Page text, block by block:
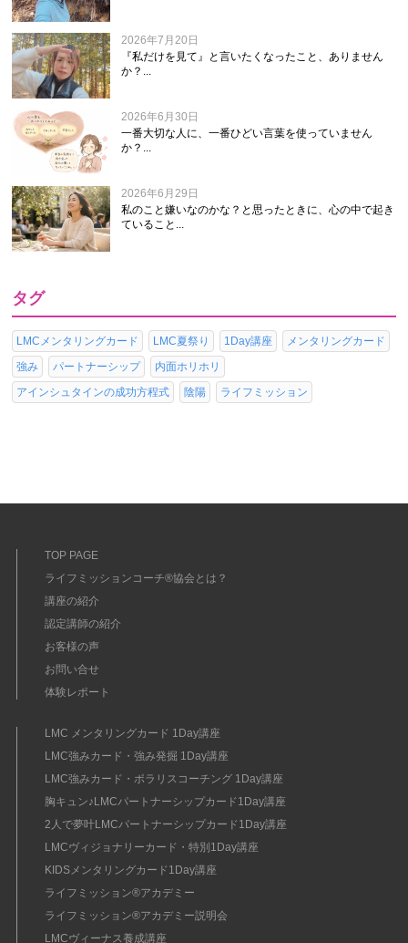
2026年7月20日
『私だけを見て』と言いたくなったこと、ありません
か？...
2026年6月30日
一番大切な人に、一番ひどい言葉を使っていません
か？...
2026年6月29日
私のこと嫌いなのかな？と思ったときに、心の中で起き
ていること...
タグ
LMCメンタリングカード LMC夏祭り 1Day講座
メンタリングカード
強み
パートナーシップ
内面ホリホリ
アインシュタインの成功方程式
陰陽 ライフミッション
TOP PAGE
ライフミッションコーチ®協会とは？
講座の紹介
認定講師の紹介
お客様の声
お問い合せ
体験レポート
LMC メンタリングカード 1Day講座
LMC強みカード・強み発掘 1Day講座
LMC強みカード・ポラリスコーチング 1Day講座
胸キュン♪LMCパートナーシップカード1Day講座
2人で夢叶LMCパートナーシップカード1Day講座
LMCヴィジョナリーカード・特別1Day講座
KIDSメンタリングカード1Day講座
ライフミッション®︎アカデミー
ライフミッション®︎アカデミー説明会
LMCヴィーナス養成講座